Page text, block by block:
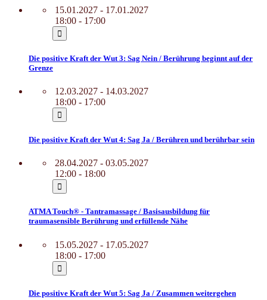
15.01.2027 - 17.01.2027
18:00 - 17:00
Die positive Kraft der Wut 3: Sag Nein / Berührung beginnt auf der
Grenze
12.03.2027 - 14.03.2027
18:00 - 17:00
Die positive Kraft der Wut 4: Sag Ja / Berühren und berührbar sein
28.04.2027 - 03.05.2027
12:00 - 18:00
ATMA Touch® - Tantramassage / Basisausbildung für
traumasensible Berührung und erfüllende Nähe
15.05.2027 - 17.05.2027
18:00 - 17:00
Die positive Kraft der Wut 5: Sag Ja / Zusammen weitergehen